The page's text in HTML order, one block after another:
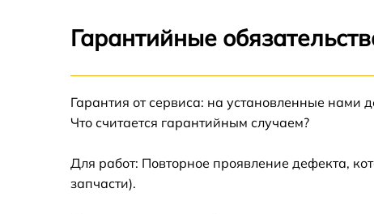
Замена электросхемы Whirlpool WV 1510 W
Устранение засора трубопровода Whirlpool
Гарантийные
Гарантия от сервиса: на установленные нами
Что считается гарантийным случаем?
Для работ: Повторное проявление дефекта,
запчасти).